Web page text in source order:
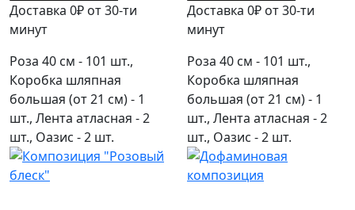
Доставка 0₽ от 30-ти
минут
Роза 40 см - 101 шт.,
Коробка шляпная
большая (от 21 см) - 1
шт., Лента атласная - 2
шт., Оазис - 2 шт.
Доставка 0₽ от 30-ти
минут
Роза 40 см - 101 шт.,
Коробка шляпная
большая (от 21 см) - 1
шт., Лента атласная - 2
шт., Оазис - 2 шт.